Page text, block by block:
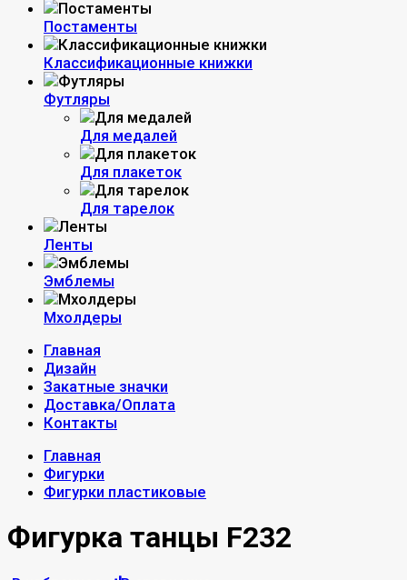
Постаменты
Классификационные книжки
Футляры
Для медалей
Для плакеток
Для тарелок
Ленты
Эмблемы
Мхолдеры
Главная
Дизайн
Закатные значки
Доставка/Оплата
Контакты
Главная
Фигурки
Фигурки пластиковые
Фигурка танцы F232